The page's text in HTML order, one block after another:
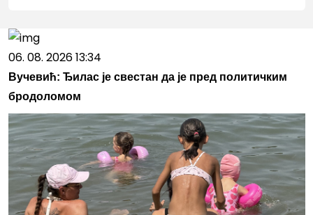
06. 08. 2026 13:34
Вучевић: Ђилас је свестан да је пред политичким
бродоломом